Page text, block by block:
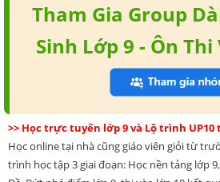
Tham Gia Group
Sinh Lớp 9 - Ôn Thi
>> Học trực tuyến lớp 9 và Lộ trình
Học online tại nhà cũng giáo viên giỏi từ
trình học tập 3 giai đoạn: Học nền tảng lớp